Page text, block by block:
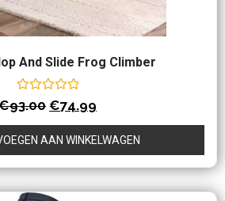
And Slide Frog Climber
Waardering
0
uit
5
93.00 €74.99
AAN WINKELWAGEN